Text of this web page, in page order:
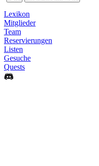
Lexikon
Mitglieder
Team
Reservierungen
Listen
Gesuche
Quests